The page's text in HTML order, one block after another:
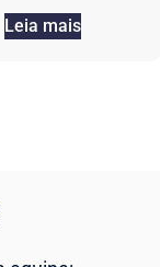
Leia mais